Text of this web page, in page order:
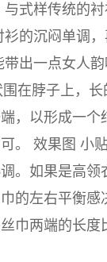
式样传统的
的沉闷单调
出一点女人
在脖子上，长
，以形成一
。 效果图 小
。如果是高
的左右平衡
巾两端的长度